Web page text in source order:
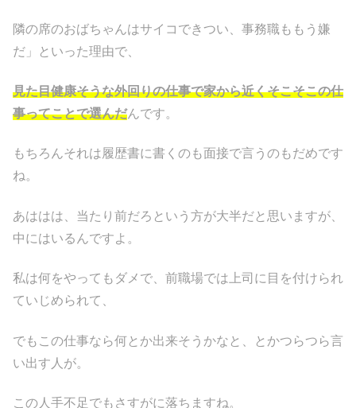
隣の席のおばちゃんはサイコできつい、事務職ももう嫌
だ」といった理由で、
見た目健康そうな外回りの仕事で家から近くそこそこの仕
事ってことで選んだんです。
もちろんそれは履歴書に書くのも面接で言うのもだめです
ね。
あははは、当たり前だろという方が大半だと思いますが、
中にはいるんですよ。
私は何をやってもダメで、前職場では上司に目を付けられ
ていじめられて、
でもこの仕事なら何とか出来そうかなと、とかつらつら言
い出す人が。
この人手不足でもさすがに落ちますね。